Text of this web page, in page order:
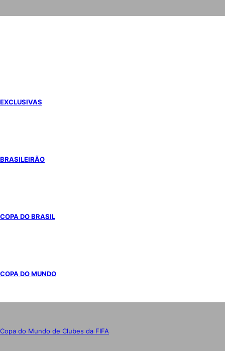
EXCLUSIVAS
BRASILEIRÃO
COPA DO BRASIL
COPA DO MUNDO
Copa do Mundo de Clubes da FIFA